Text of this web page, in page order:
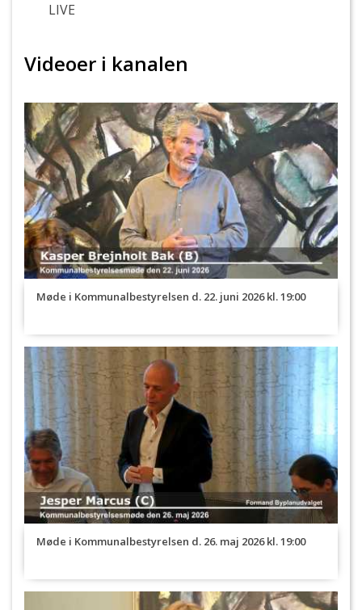
LIVE
Videoer i kanalen
Møde i Kommunalbestyrelsen d. 22. juni 2026 kl. 19:00
Møde i Kommunalbestyrelsen d. 26. maj 2026 kl. 19:00